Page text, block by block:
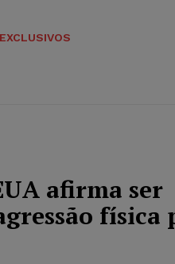
afirma ser
física